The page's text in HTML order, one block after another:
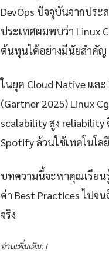
DevOps ปัจจุบันจากปร
ประเทศผมพบว่า Linux
ต้นทุนได้อย่างมีนัยสำคัญ
ในยุค Cloud Native แล
(Gartner 2025) Linux
scalability สูง reliability
Spotify ล้วนใช้เทคโนโล
บทความนี้จะพาคุณเรียน
ค่า Best Practices ไปจ
จริง
อ่านเพิ่มเติม: |